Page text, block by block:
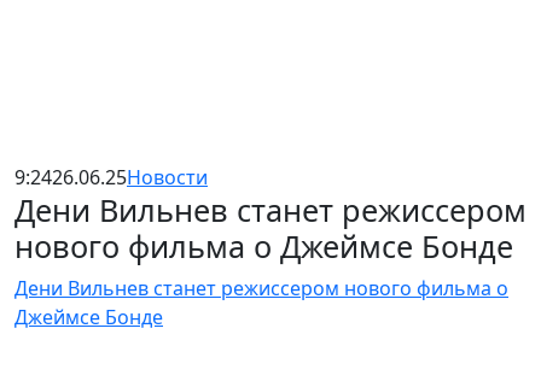
9:2426.06.25Новости
Дени Вильнев станет режиссером
нового фильма о Джеймсе Бонде
Дени Вильнев станет режиссером нового фильма о
Джеймсе Бонде